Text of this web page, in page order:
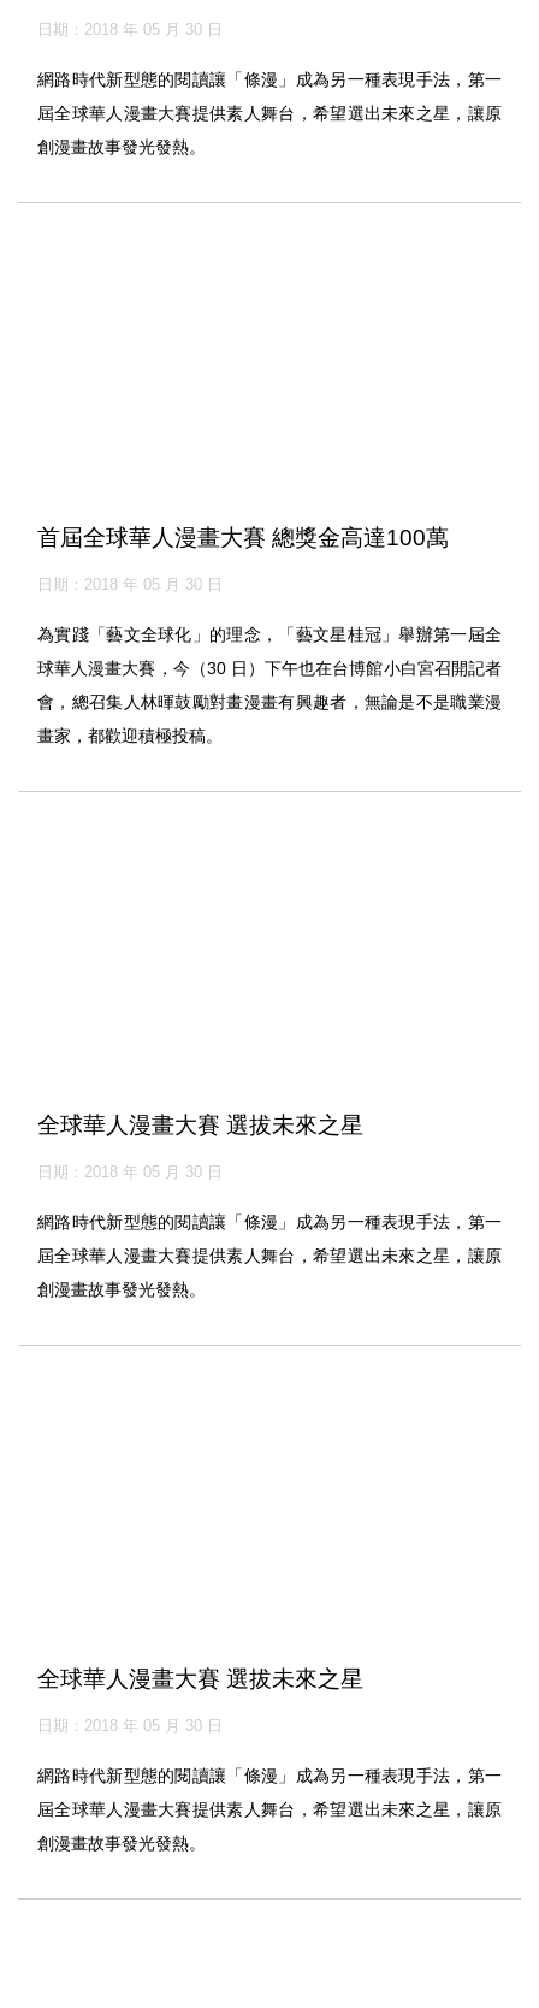
日期：2018 年 05 月 30 日
網路時代新型態的閱讀讓「條漫」成為另一種表現手法，第一
屆全球華人漫畫大賽提供素人舞台，希望選出未來之星，讓原
創漫畫故事發光發熱。
首屆全球華人漫畫大賽 總獎金高達100萬
日期：2018 年 05 月 30 日
為實踐「藝文全球化」的理念，「藝文星桂冠」舉辦第一屆全
球華人漫畫大賽，今（30 日）下午也在台博館小白宮召開記者
會，總召集人林暉鼓勵對畫漫畫有興趣者，無論是不是職業漫
畫家，都歡迎積極投稿。
全球華人漫畫大賽 選拔未來之星
日期：2018 年 05 月 30 日
網路時代新型態的閱讀讓「條漫」成為另一種表現手法，第一
屆全球華人漫畫大賽提供素人舞台，希望選出未來之星，讓原
創漫畫故事發光發熱。
全球華人漫畫大賽 選拔未來之星
日期：2018 年 05 月 30 日
網路時代新型態的閱讀讓「條漫」成為另一種表現手法，第一
屆全球華人漫畫大賽提供素人舞台，希望選出未來之星，讓原
創漫畫故事發光發熱。